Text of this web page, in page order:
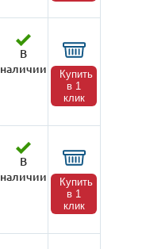
В
наличии
Купить
в 1
клик
В
наличии
Купить
в 1
клик